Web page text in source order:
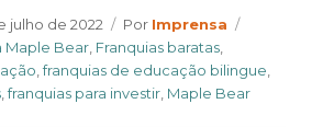
julho de 2022 Por Author
Imprensa
Maple Bear Franquias baratas
,franquias de educação bilingue
,franquias para investir Maple Bear